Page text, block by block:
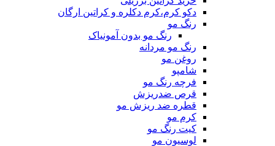
دکو کرم،کرم دکلره و کراتین ارگان
رنگ مو
رنگ مو بدون آمونیاک
رنگ مو مردانه
روغن مو
شامپو
فرچه رنگ مو
قرص ضدریزش
قطره ضد ریزش مو
کرم مو
کیت رنگ مو
لوسیون مو